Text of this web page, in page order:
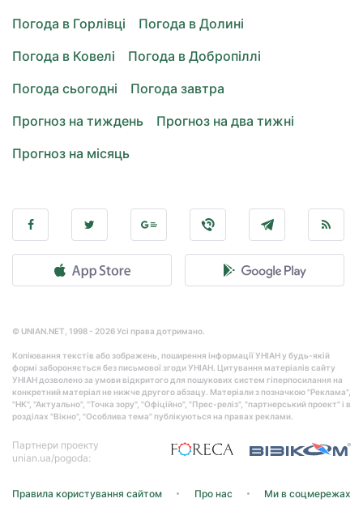
Погода в Горлівці
Погода в Долині
Погода в Ковелі
Погода в Добропіллі
Погода сьогодні
Погода завтра
Прогноз на тиждень
Прогноз на два тижні
Прогноз на місяць
© UNIAN.NET, 1998 - 2026 Усі права дотримано.
Копіювання текстів або зображень, поширення інформації УНІАН у будь-якій
формі забороняється без письмової згоди УНІАН. Цитування матеріалів сайту
УНІАН дозволено за умови відкритого для пошукових систем гіперпосилання на
конкретний матеріал не нижче другого абзацу. Матеріали з позначкою "Реклама",
"НК", "Актуально", "Точка зору", "Офіційно", "Прес-реліз", "партнерський проект" і в
розділах "Вікно", "Особлива тема" публікуються на правах реклами.
Партнери проекту
unian.ua/pogoda:
Правила користування сайтом Про нас Ми в соцмережах